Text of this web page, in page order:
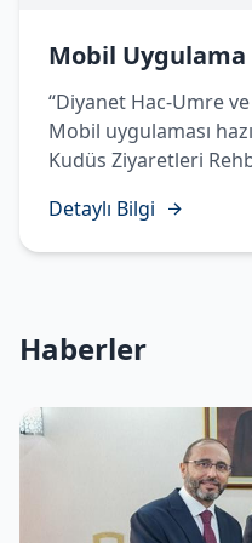
Mobil Uygulama
“Diyanet Hac-Umre ve Kudüs
Mobil uygulaması
Kudüs Ziyaretleri
işaret diliyle
istifadesine sunuldu.
Detaylı Bilgi
Haberler